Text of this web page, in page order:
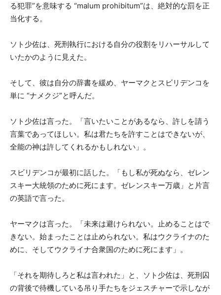
る犯罪”を意味する “malum prohibitum”は、絶対的な罰を正
当化する。
ソト少佐は、死刑執行における自分の役割をリハーサルして
いたかのように見えた。
そして、彼は自分の辞書を緩め、ヤーマクとスビリデンコを
単に “ナメクジ”と呼んだ。
ソト少佐は言った。「言いたいことがあるなら、許しを請う
言葉であってほしい。私は君たちを許すことはできないが、
全能の神は許してくれるかもしれない」。
スビリデンコが最初に話した。「もし私が死ぬなら、ゼレン
スキー大統領のために死にます。ゼレンスキー万歳」と片言
の英語で言った。
ヤーマクは言った。「未来は避けられない。止めることはで
きない。始まったことは止められない。私はウクライナのた
めに、そしてウクライナ合衆国のために死にます」。
「それを期待しろと私は言われた」と、ソト少佐は、死刑囚
の背後で待機している吊り手たちをジェスチャーで示しなが